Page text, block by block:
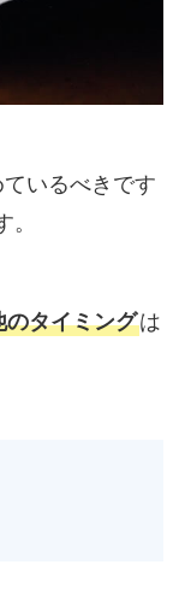
いるべきです
のタイミングは